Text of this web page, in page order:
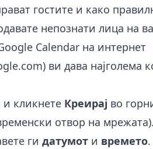
гостите и како
непознати лица на
Calendar на интернет
ви дава најголема
и кликнете Креирај во
отвор на мрежата).
ги датумот и времето.